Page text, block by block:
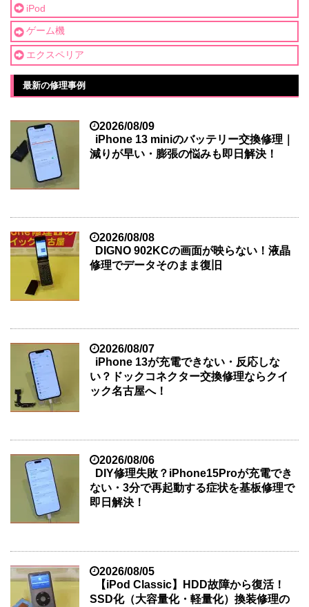
iPod
ゲーム機
エクスペリア
最新の修理事例
2026/08/09
iPhone 13 miniのバッテリー交換修理｜
減りが早い・膨張の悩みも即日解決！
2026/08/08
DIGNO 902KCの画面が映らない！液晶
修理でデータそのまま復旧
2026/08/07
iPhone 13が充電できない・反応しな
い？ドックコネクター交換修理ならクイ
ック名古屋へ！
2026/08/06
DIY修理失敗？iPhone15Proが充電でき
ない・3分で再起動する症状を基板修理で
即日解決！
2026/08/05
【iPod Classic】HDD故障から復活！
SSD化（大容量化・軽量化）換装修理の